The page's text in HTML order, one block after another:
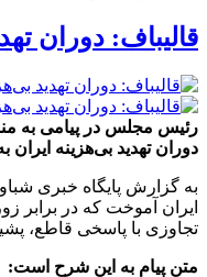
قالیباف: دوران
رئیس مجلس در پیامی به
دوران تهدید بی‌هزینه
ایران آموخت که در برابر
تجاوزی با پاسخی قاطع،
متن پیام به این شرح است: